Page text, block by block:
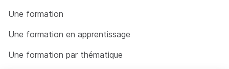
Une formation
Une formation en apprentissage
Une formation par thématique